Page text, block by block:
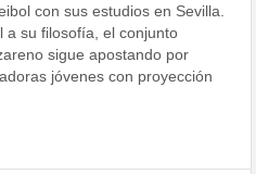
con sus estudios en Sevilla.
a su filosofía, el conjunto
sigue apostando por
jóvenes con proyección